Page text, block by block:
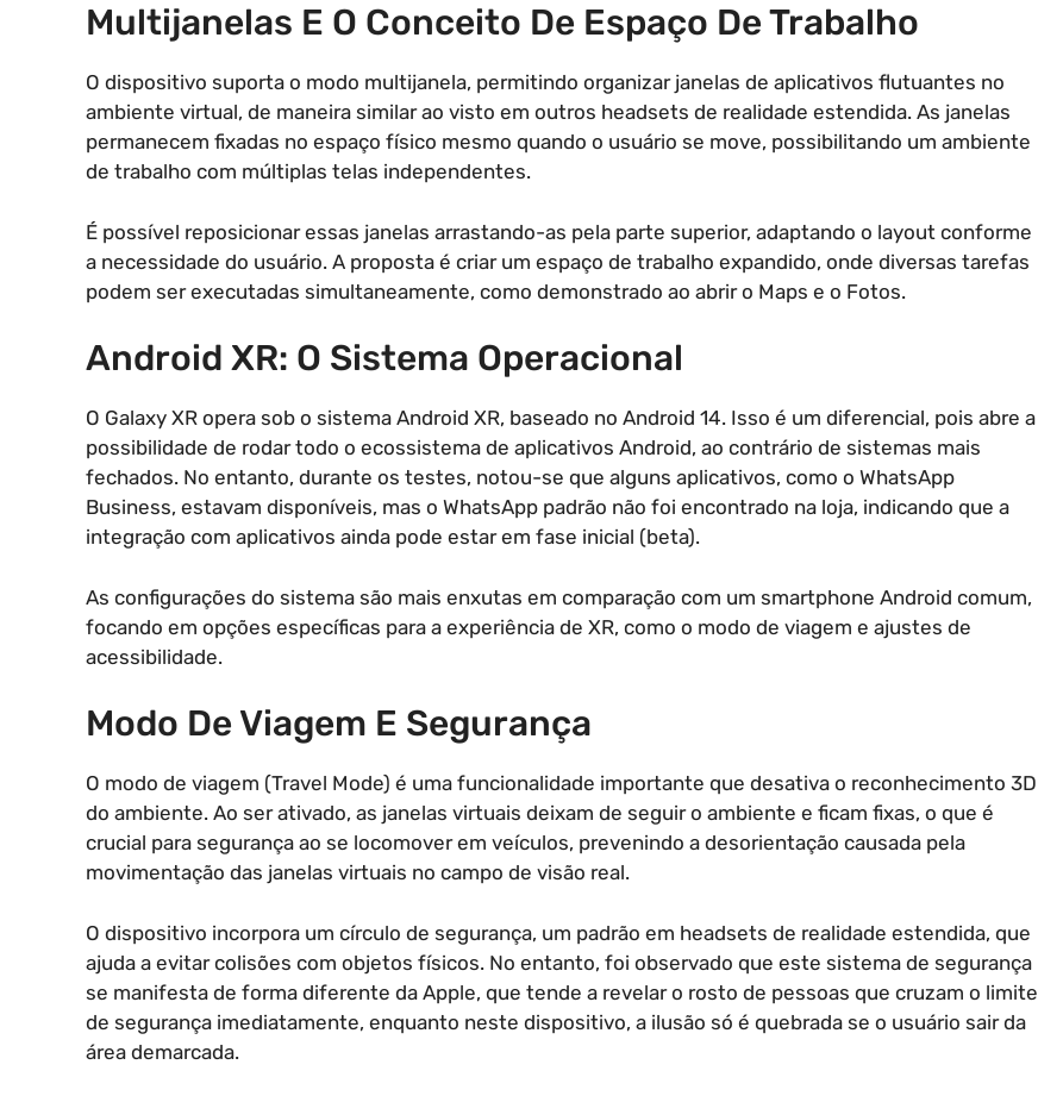
Multijanelas E O Conceito De Espaço De Trabalho
O dispositivo suporta o modo multijanela, permitindo organizar janelas de aplicativos flutuantes no
ambiente virtual, de maneira similar ao visto em outros headsets de realidade estendida. As janelas
permanecem fixadas no espaço físico mesmo quando o usuário se move, possibilitando um ambiente
de trabalho com múltiplas telas independentes.
É possível reposicionar essas janelas arrastando-as pela parte superior, adaptando o layout conforme
a necessidade do usuário. A proposta é criar um espaço de trabalho expandido, onde diversas tarefas
podem ser executadas simultaneamente, como demonstrado ao abrir o Maps e o Fotos.
Android XR: O Sistema Operacional
O Galaxy XR opera sob o sistema Android XR, baseado no Android 14. Isso é um diferencial, pois abre a
possibilidade de rodar todo o ecossistema de aplicativos Android, ao contrário de sistemas mais
fechados. No entanto, durante os testes, notou-se que alguns aplicativos, como o WhatsApp
Business, estavam disponíveis, mas o WhatsApp padrão não foi encontrado na loja, indicando que a
integração com aplicativos ainda pode estar em fase inicial (beta).
As configurações do sistema são mais enxutas em comparação com um smartphone Android comum,
focando em opções específicas para a experiência de XR, como o modo de viagem e ajustes de
acessibilidade.
Modo De Viagem E Segurança
O modo de viagem (Travel Mode) é uma funcionalidade importante que desativa o reconhecimento 3D
do ambiente. Ao ser ativado, as janelas virtuais deixam de seguir o ambiente e ficam fixas, o que é
crucial para segurança ao se locomover em veículos, prevenindo a desorientação causada pela
movimentação das janelas virtuais no campo de visão real.
O dispositivo incorpora um círculo de segurança, um padrão em headsets de realidade estendida, que
ajuda a evitar colisões com objetos físicos. No entanto, foi observado que este sistema de segurança
se manifesta de forma diferente da Apple, que tende a revelar o rosto de pessoas que cruzam o limite
de segurança imediatamente, enquanto neste dispositivo, a ilusão só é quebrada se o usuário sair da
área demarcada.